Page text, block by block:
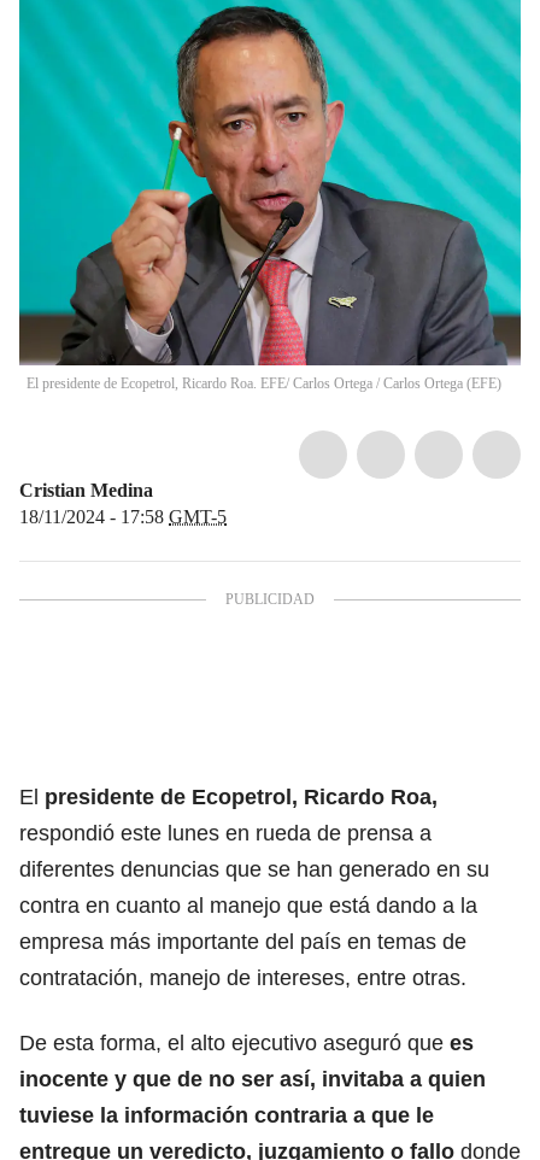
El presidente de Ecopetrol, Ricardo Roa. EFE/ Carlos Ortega / Carlos Ortega (EFE)
Cristian Medina
18/11/2024 - 17:58 GMT-5
El presidente de Ecopetrol, Ricardo Roa,
respondió este lunes en rueda de prensa a
diferentes denuncias que se han generado en su
contra en cuanto al manejo que está dando a la
empresa más importante del país en temas de
contratación, manejo de intereses, entre otras.
De esta forma, el alto ejecutivo aseguró que es
inocente y que de no ser así, invitaba a quien
tuviese la información contraria a que le
entregue un veredicto, juzgamiento o fallo donde